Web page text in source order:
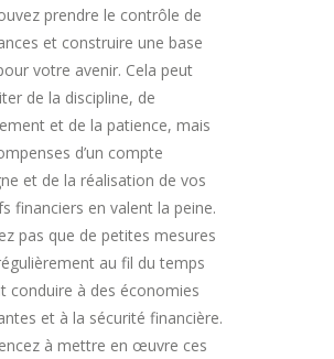
prendre le contrôle de
et construire une base
votre avenir. Cela peut
de la discipline, de
et de la patience, mais
d’un compte
et de la réalisation de vos
financiers en valent la peine.
pas que de petites mesures
au fil du temps
conduire à des économies
et à la sécurité financière.
à mettre en œuvre ces